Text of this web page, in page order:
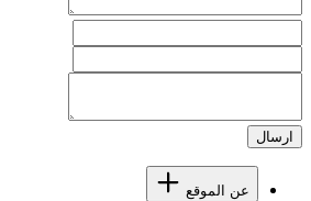
ارسال
عن الموقع